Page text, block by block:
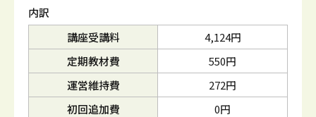
内訳
講座受講料
4,124円
定期教材費
550円
運営維持費
272円
初回追加費
0円